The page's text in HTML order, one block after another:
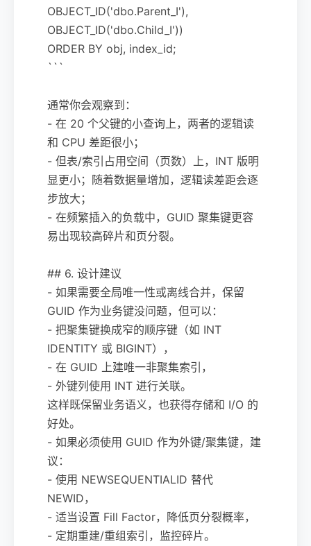
OBJECT_ID('dbo.Parent_I'),
OBJECT_ID('dbo.Child_I'))
ORDER BY obj, index_id;
```
通常你会观察到：
- 在 20 个父键的小查询上，两者的逻辑读
和 CPU 差距很小；
- 但表/索引占用空间（页数）上，INT 版明
显更小；随着数据量增加，逻辑读差距会逐
步放大；
- 在频繁插入的负载中，GUID 聚集键更容
易出现较高碎片和页分裂。
## 6. 设计建议
- 如果需要全局唯一性或离线合并，保留
GUID 作为业务键没问题，但可以：
- 把聚集键换成窄的顺序键（如 INT
IDENTITY 或 BIGINT），
- 在 GUID 上建唯一非聚集索引，
- 外键列使用 INT 进行关联。
这样既保留业务语义，也获得存储和 I/O 的
好处。
- 如果必须使用 GUID 作为外键/聚集键，建
议：
- 使用 NEWSEQUENTIALID 替代
NEWID，
- 适当设置 Fill Factor，降低页分裂概率，
- 定期重建/重组索引，监控碎片。